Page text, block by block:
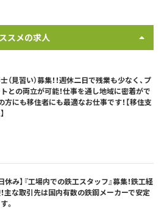
スメの求人
（見習い）募集！！週休二日で残業も少なく、プ
との両立が可能！仕事を通し地域に密着がで
方にも移住者にも最適なお仕事です！【移住支
休み】『工場内での鉄工スタッフ』募集！鉄工経
主な取引先は国内有数の鉄鋼メーカーで安定
。